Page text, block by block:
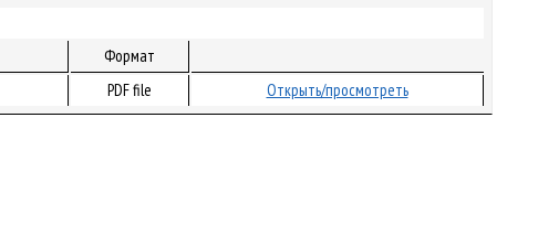
Формат
PDF file Открыть/просмотреть